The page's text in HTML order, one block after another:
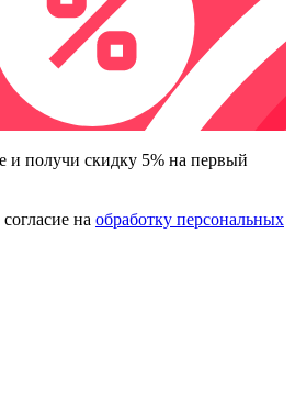
и получи скидку 5% на первый
Авторизируясь, вы даете согласие на обработку персональных